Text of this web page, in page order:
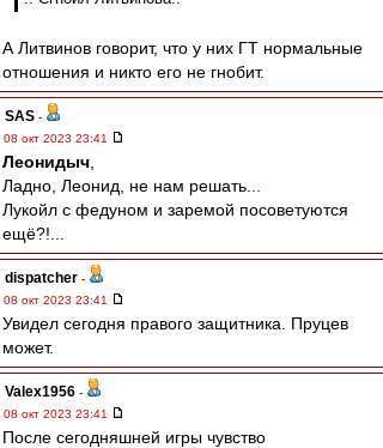
А Литвинов говорит, что у них ГТ нормальные
отношения и никто его не гнобит.
SAS -
08 окт 2023 23:41
Леонидыч
Ладно, Леонид, не нам решать...
Лукойл с федуном и заремой посоветуются
ещё?!...
dispatcher -
08 окт 2023 23:41
Увидел сегодня правого защитника. Пруцев
может.
Valex1956 -
08 окт 2023 23:41
После сегодняшней игры чувство